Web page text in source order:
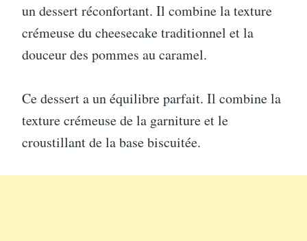
un dessert réconfortant. Il combine la texture
crémeuse du cheesecake traditionnel et la
douceur des pommes au caramel.
Ce dessert a un équilibre parfait. Il combine la
texture crémeuse de la garniture et le
croustillant de la base biscuitée.